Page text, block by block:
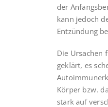
der
kann jedoch
Entzündung
Die Ursachen
geklärt, es
Körper bzw.
stark auf